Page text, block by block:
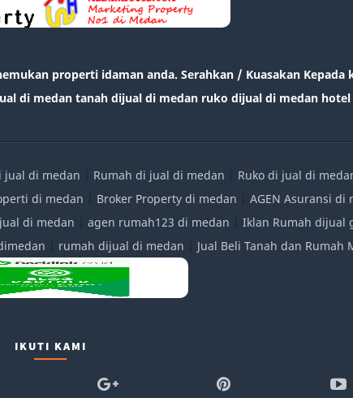
properti idaman anda. Serahkan / Kuasakan Kepada
di medan tanah dijual di medan ruko dijual di medan
jual di medan Rumah di jual di medan Ruko di jual di
di medan Broker Property di medan AGEN Asuransi di
di medan agen rumah123 di medan Iklan Rumah dijual
rumah dijual di medan Jual Beli Tanah dan Rumah
IKUTI KAMI